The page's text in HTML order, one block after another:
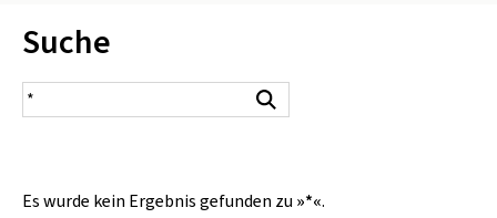
Inhalt:
Suche
Suchergebnis
Es wurde kein Ergebnis gefunden zu »*«.